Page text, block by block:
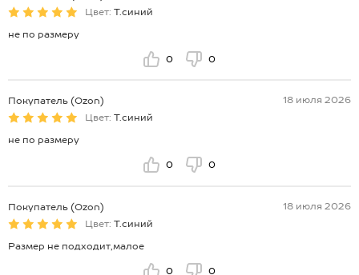
Цвет: Т.синий
не по размеру
0 0
Покупатель (Ozon)
18 июля 2026
Цвет: Т.синий
не по размеру
0 0
Покупатель (Ozon)
18 июля 2026
Цвет: Т.синий
Размер не подходит,малое
0 0